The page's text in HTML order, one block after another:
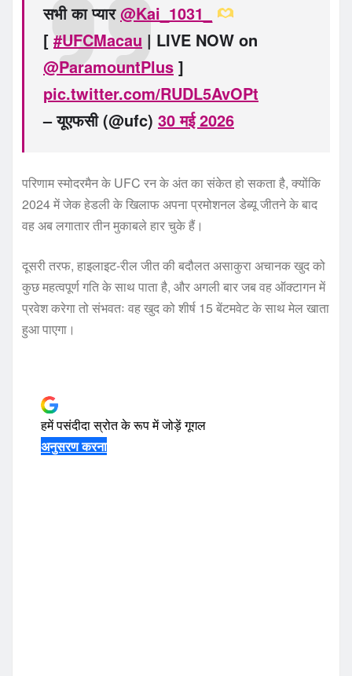
सभी का प्यार@Kai_1031_
[ #UFCMacau | LIVE NOW on
@ParamountPlus ]
pic.twitter.com/RUDL5AvOPt
– यूएफसी (@ufc) 30 मई 2026
परिणाम स्मोदरमैन के UFC रन के अंत का संकेत हो सकता है, क्योंकि
2024 में जेक हेडली के खिलाफ अपना प्रमोशनल डेब्यू जीतने के बाद
वह अब लगातार तीन मुकाबले हार चुके हैं।
दूसरी तरफ, हाइलाइट-रील जीत की बदौलत असाकुरा अचानक खुद को
कुछ महत्वपूर्ण गति के साथ पाता है, और अगली बार जब वह ऑक्टागन में
प्रवेश करेगा तो संभवतः वह खुद को शीर्ष 15 बेंटमवेट के साथ मेल खाता
हुआ पाएगा।
हमें पसंदीदा स्रोत के रूप में जोड़ेंगूगल
अनुसरण करना